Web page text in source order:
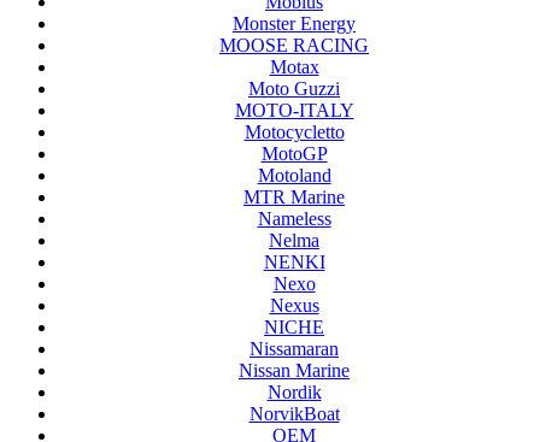
Monster Energy
MOOSE RACING
Motax
Moto Guzzi
MOTO-ITALY
Motocycletto
MotoGP
Motoland
MTR Marine
Nameless
Nelma
NENKI
Nexo
Nexus
NICHE
Nissamaran
Nissan Marine
Nordik
NorvikBoat
OEM